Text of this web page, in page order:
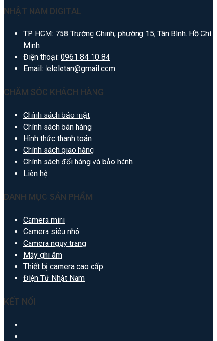
NHẬT NAM DIGITAL
TP HCM: 758 Trường Chinh, phường 15, Tân Bình, Hồ Chí
Minh
Điện thoại: 0961 84 10 84
Email: leleletan@gmail.com
CHĂM SÓC KHÁCH HÀNG
Chính sách bảo mật
Chính sách bán hàng
Hình thức thanh toán
Chính sách giao hàng
Chính sách đổi hàng và bảo hành
Liên hệ
DANH MỤC SẢN PHẨM
Camera mini
Camera siêu nhỏ
Camera ngụy trang
Máy ghi âm
Thiết bị camera cao cấp
Điện Tử Nhật Nam
KẾT NỐI